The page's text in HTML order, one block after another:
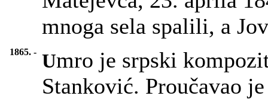
mnoga sela spalili, a
1865. - Umro je srpski
Stanković. Proučavao